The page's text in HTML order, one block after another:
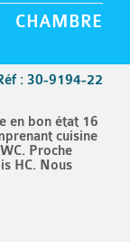
CHAMBRE
: 30-9194-22
en bon état 16
cuisine
Proche
HC. Nous